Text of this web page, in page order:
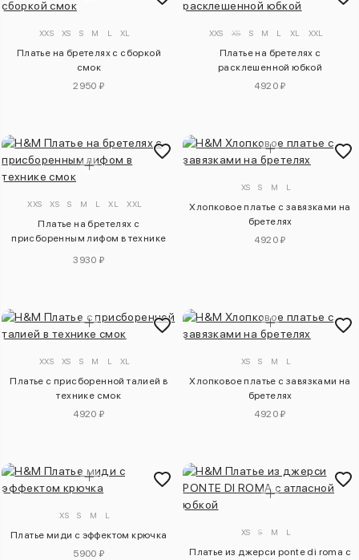
XXS XS S M L XL
Платье на бретелях с сборкой
смок
2950 ₽
XXS XS S M L XL XXL
Платье на бретелях с
расклешенной юбкой
4920 ₽
XXS XS S M L XL XXL
Платье на бретелях с
присборенным лифом в технике
3930 ₽
XS S M L
Хлопковое платье с завязками на
бретелях
4920 ₽
XXS XS S M L XL
Платье с присборенной талией в
технике смок
4920 ₽
XS S M L
Хлопковое платье с завязками на
бретелях
4920 ₽
XS S M L
Платье миди с эффектом крючка
5900 ₽
XS S M L
Платье из джерси ponte di roma с